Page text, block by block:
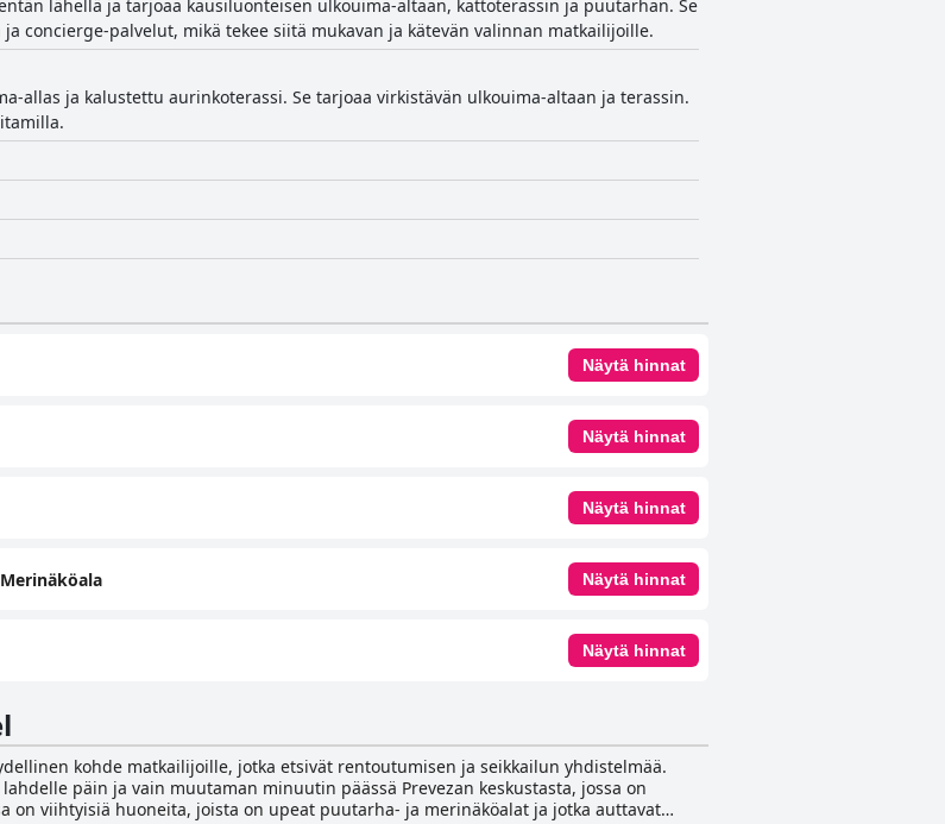
lähellä ja tarjoaa kausiluonteisen ulkouima-altaan, kattoterassin ja puutarhan. Se
concierge-palvelut, mikä tekee siitä mukavan ja kätevän valinnan matkailijoille.
allas ja kalustettu aurinkoterassi. Se tarjoaa virkistävän ulkouima-altaan ja terassin.
Näytä hinnat
Näytä hinnat
Näytä hinnat
Näytä hinnat
Näytä hinnat
kohde matkailijoille, jotka etsivät rentoutumisen ja seikkailun yhdistelmää.
päin ja vain muutaman minuutin päässä Prevezan keskustasta, jossa on
on viihtyisiä huoneita, joista on upeat puutarha- ja merinäköalat ja jotka auttavat